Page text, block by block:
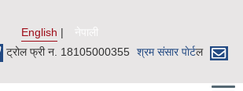
English
नेपाली
ट्रोल फ्री न. 18105000355 श्रम संसार पाेर्टल